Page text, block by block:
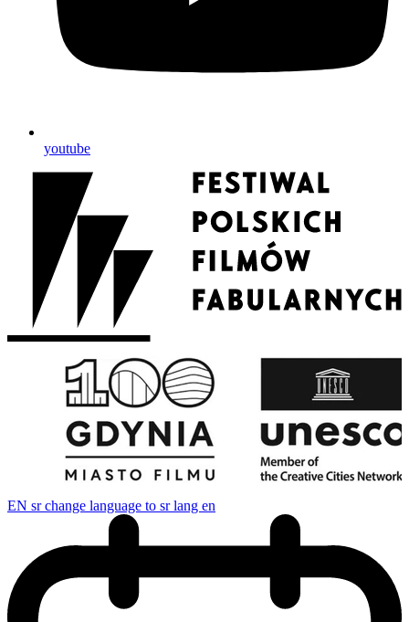
youtube
EN sr change language to sr lang en